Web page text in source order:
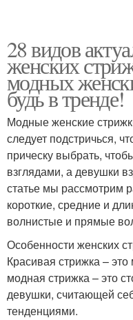
28 видов
женских
модных
будь в тренде!
Модные женские
следует подстричься,
прическу выбрать,
взглядами, а девушки
статье мы рассмотрим
короткие, средние и
волнистые и прямые
Особенности женских
Красивая стрижка –
модная стрижка – это
девушки, считающей
тенденциями.